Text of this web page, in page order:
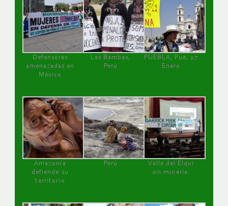
Defensoras
amenazadas en
México
Las Bambas,
Perú
PUEBLA, Pue, 27
Enero
Amazonía
defiende su
territorio
Perú
Valle del Elqui
sin minería.